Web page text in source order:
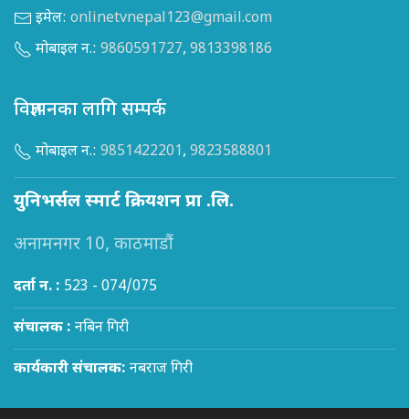
इमेल: onlinetvnepal123@gmail.com
मोबाइल न.: 9860591727, 9813398186
विज्ञापनका लागि सम्पर्क
मोबाइल न.: 9851422201, 9823588801
युनिभर्सल स्मार्ट क्रियशन प्रा .लि.
अनामनगर 10, काठमाडौं
दर्ता न. : 523 - 074/075
संचालक : नबिन गिरी
कार्यकारी संचालक: नबराज गिरी